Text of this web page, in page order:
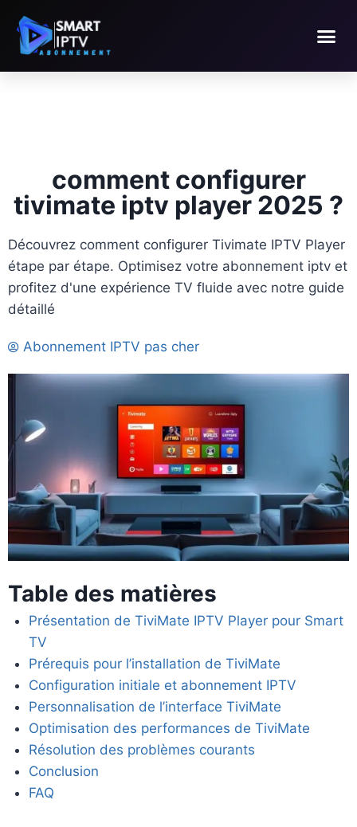
comment configurer
tivimate iptv player 2025 ?
Découvrez comment configurer Tivimate IPTV Player
étape par étape. Optimisez votre abonnement iptv et
profitez d'une expérience TV fluide avec notre guide
détaillé
Abonnement IPTV pas cher
Table des matières
Présentation de TiviMate IPTV Player pour Smart
TV
Prérequis pour l’installation de TiviMate
Configuration initiale et abonnement IPTV
Personnalisation de l’interface TiviMate
Optimisation des performances de TiviMate
Résolution des problèmes courants
Conclusion
FAQ